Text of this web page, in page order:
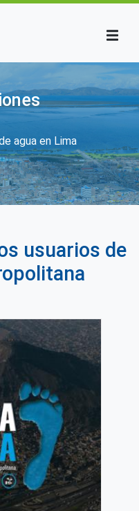
ayuda a la
agua en Lima
usuarios de